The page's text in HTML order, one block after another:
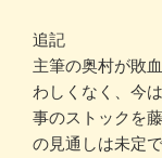
追記
主筆の奥村が敗
わしくなく、今
事のストックを
の見通しは未定